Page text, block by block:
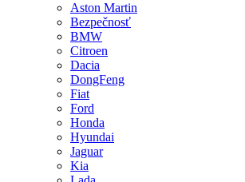
Aston Martin
Bezpečnosť
BMW
Citroen
Dacia
DongFeng
Fiat
Ford
Honda
Hyundai
Jaguar
Kia